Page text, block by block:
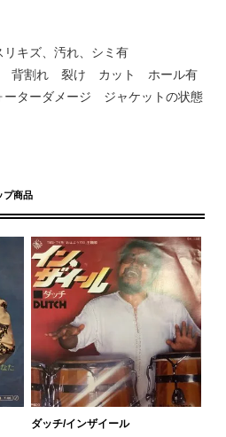
キズ、汚れ、シミ有
背割れ 裂け カット ホール有
ターダメージ ジャケットの状態
プ商品
ダッチ/インザイール